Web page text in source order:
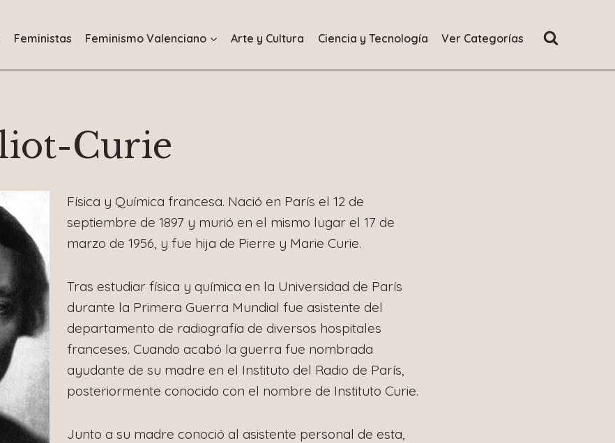
Feministas Feminismo Valenciano Arte y Cultura Ciencia y Tecnología Ver Categorías
Curie
Física y Química francesa. Nació en París el 12 de
septiembre de 1897 y murió en el mismo lugar el 17 de
marzo de 1956, y fue hija de Pierre y Marie Curie.
Tras estudiar física y química en la Universidad de París
durante la Primera Guerra Mundial fue asistente del
departamento de radiografía de diversos hospitales
franceses. Cuando acabó la guerra fue nombrada
ayudante de su madre en el Instituto del Radio de París,
posteriormente conocido con el nombre de Instituto Curie.
Junto a su madre conoció al asistente personal de esta,